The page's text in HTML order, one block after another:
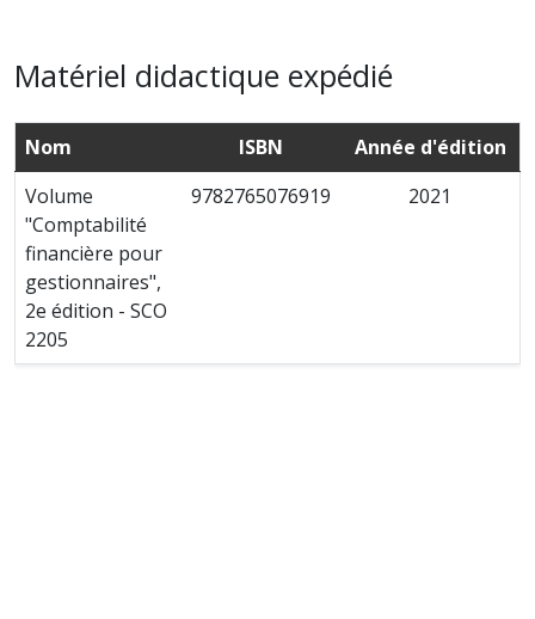
Matériel didactique expédié
Nom ISBN
Année d'édition
Volume
"Comptabilité
financière pour
gestionnaires",
2e édition - SCO
2205
9782765076919 2021